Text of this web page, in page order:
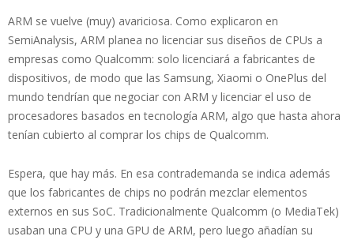
ARM se vuelve (muy) avariciosa. Como explicaron en
SemiAnalysis, ARM planea no licenciar sus diseños de CPUs a
empresas como Qualcomm: solo licenciará a fabricantes de
dispositivos, de modo que las Samsung, Xiaomi o OnePlus del
mundo tendrían que negociar con ARM y licenciar el uso de
procesadores basados en tecnología ARM, algo que hasta ahora
tenían cubierto al comprar los chips de Qualcomm.
Espera, que hay más. En esa contrademanda se indica además
que los fabricantes de chips no podrán mezclar elementos
externos en sus SoC. Tradicionalmente Qualcomm (o MediaTek)
usaban una CPU y una GPU de ARM, pero luego añadían su